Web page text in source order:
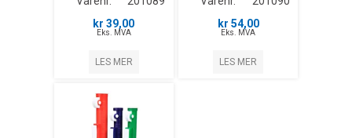
kr 39,00
Eks. MVA
LES MER
kr 54,00
Eks. MVA
LES MER